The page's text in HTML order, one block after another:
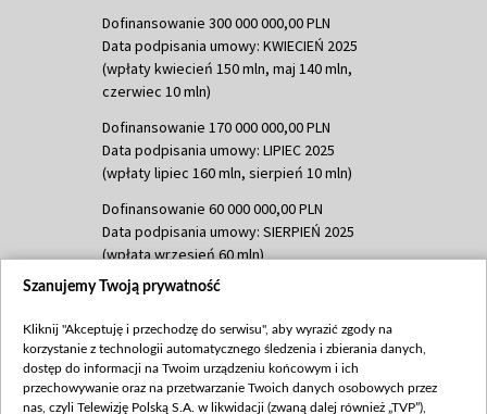
Dofinansowanie 300 000 000,00 PLN
Data podpisania umowy: KWIECIEŃ 2025
(wpłaty kwiecień 150 mln, maj 140 mln,
czerwiec 10 mln)
Dofinansowanie 170 000 000,00 PLN
Data podpisania umowy: LIPIEC 2025
(wpłaty lipiec 160 mln, sierpień 10 mln)
Dofinansowanie 60 000 000,00 PLN
Data podpisania umowy: SIERPIEŃ 2025
(wpłata wrzesień 60 mln)
Dofinansowanie 635 783 051,21 PLN
(wpłata wrzesień 100 mln, październik 350
mln, listopad 265 mln)
Dofinansowanie 48 862 000,00 PLN
Szanujemy Twoją prywatność
Kliknij "Akceptuję i przechodzę do serwisu", aby wyrazić zgody na
korzystanie z technologii automatycznego śledzenia i zbierania danych,
dostęp do informacji na Twoim urządzeniu końcowym i ich
przechowywanie oraz na przetwarzanie Twoich danych osobowych przez
nas, czyli Telewizję Polską S.A. w likwidacji (zwaną dalej również „TVP”),